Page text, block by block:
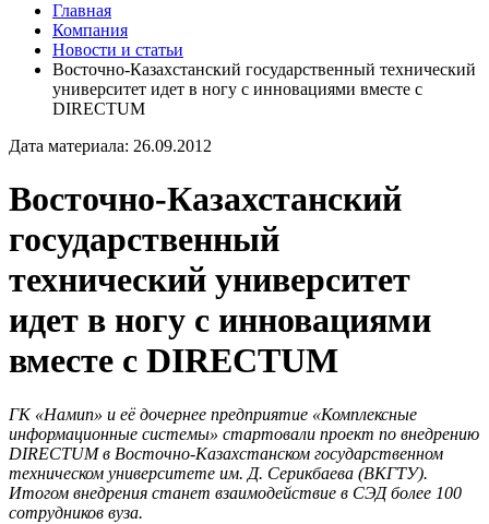
Главная
Компания
Новости и статьи
Восточно-Казахстанский государственный технический
университет идет в ногу с инновациями вместе с
DIRECTUM
Дата материала: 26.09.2012
Восточно-Казахстанский
государственный
технический университет
идет в ногу с инновациями
вместе с DIRECTUM
ГК «Намип» и её дочернее предприятие «Комплексные
информационные системы» стартовали проект по внедрению
DIRECTUM в Восточно-Казахстанском государственном
техническом университете им. Д. Серикбаева (ВКГТУ).
Итогом внедрения станет взаимодействие в СЭД более 100
сотрудников вуза.